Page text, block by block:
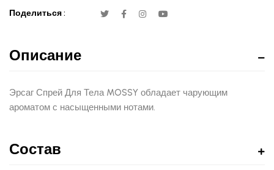
Поделиться :
Описание
Эрсаг Спрей Для Тела MOSSY обладает чарующим
ароматом с насыщенными нотами.
Состав